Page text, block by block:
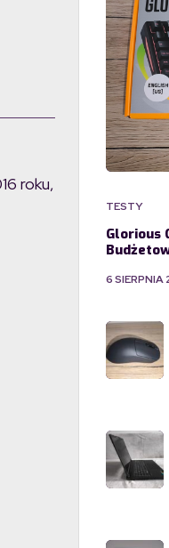
roku,
TESTY
Glorious
6 SIERPNIA